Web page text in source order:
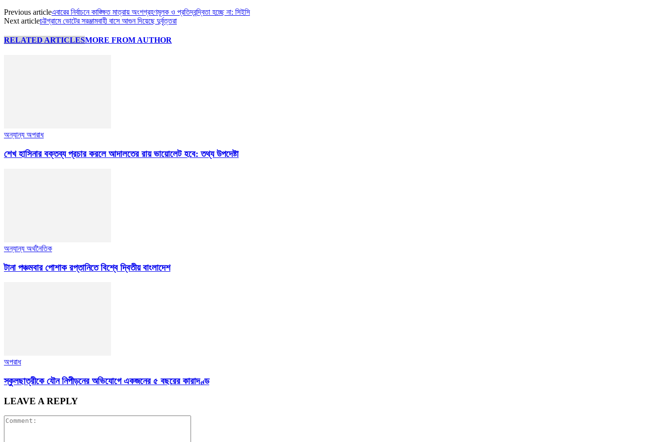
Previous articleএবারের নির্বাচনে কাঙ্ক্ষিত মাত্রায় অংশগ্রহণমূলক ও প্রতিদ্বন্দ্বিতা হচ্ছে না: সিইসি
Next articleচট্টগ্রামে ভোটের সরঞ্জামবাহী বাসে আগুন দিয়েছে দুর্বৃত্তরা
RELATED ARTICLESMORE FROM AUTHOR
অন্যান্য অপরাধ
শেখ হাসিনার বক্তব্য প্রচার করলে আদালতের রায় ভায়োলেট হবে: তথ্য উপদেষ্টা
অন্যান্য অর্থনৈতিক
টানা পঞ্চমবার পোশাক রপ্তানিতে বিশ্বে দ্বিতীয় বাংলাদেশ
অপরাধ
স্কুলছাত্রীকে যৌন নিপীড়নের অভিযোগে একজনের ৫ বছরের কারাদণ্ড
LEAVE A REPLY